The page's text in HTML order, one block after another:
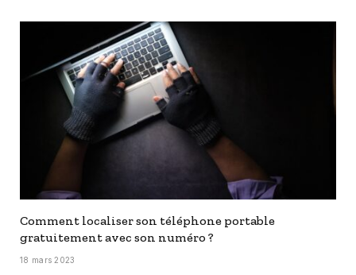
Comment localiser son téléphone portable
gratuitement avec son numéro ?
18 mars 2023